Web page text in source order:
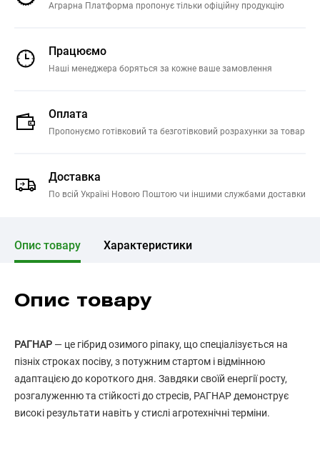
Аграрна Платформа пропонує тільки офіційну продукцію
Працюємо
Наші менеджера боряться за кожне ваше замовлення
Оплата
Пропонуємо готівковий та безготівковий розрахунки за товар
Доставка
По всій Україні Новою Поштою чи іншими службами доставки
Опис товару Характеристики
Опис товару
РАГНАР — це гібрид озимого ріпаку, що спеціалізується на
пізніх строках посіву, з потужним стартом і відмінною
адаптацією до короткого дня. Завдяки своїй енергії росту,
розгалуженню та стійкості до стресів, РАГНАР демонструє
високі результати навіть у стислі агротехнічні терміни.